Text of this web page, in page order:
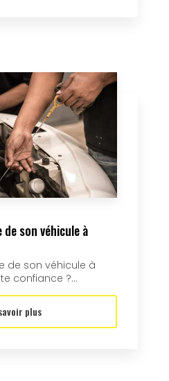
son véhicule à
de son véhicule à
confiance ?...
plus